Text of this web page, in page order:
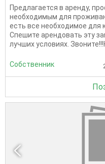
Предлагается в аренду,
необходимым для
есть все необходимое для
Спешите арендовать эту
лучших условиях.
Собственник